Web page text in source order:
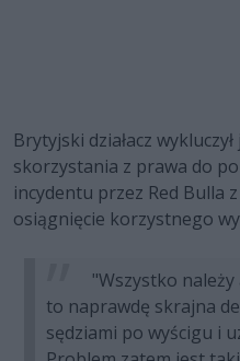
Brytyjski działacz
skorzystania z prawa do
incydentu przez Red Bulla
osiągnięcie korzystnego
"Wszystko
to naprawdę skrajna
sędziami po wyścigu i